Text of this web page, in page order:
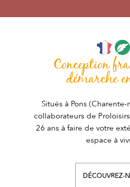
Conception
démarche
Situés à Pons
collaborateurs de
26 ans à faire de votre
espace à
DÉCOUVREZ-